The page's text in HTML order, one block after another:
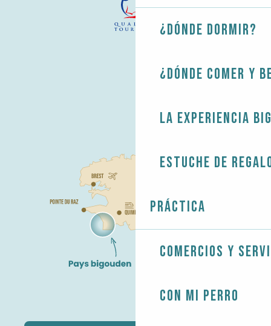
¿Dónde dormir?
¿Dónde comer y
La experiencia
Estuche de
Práctica
Comercios y
Con mi perro